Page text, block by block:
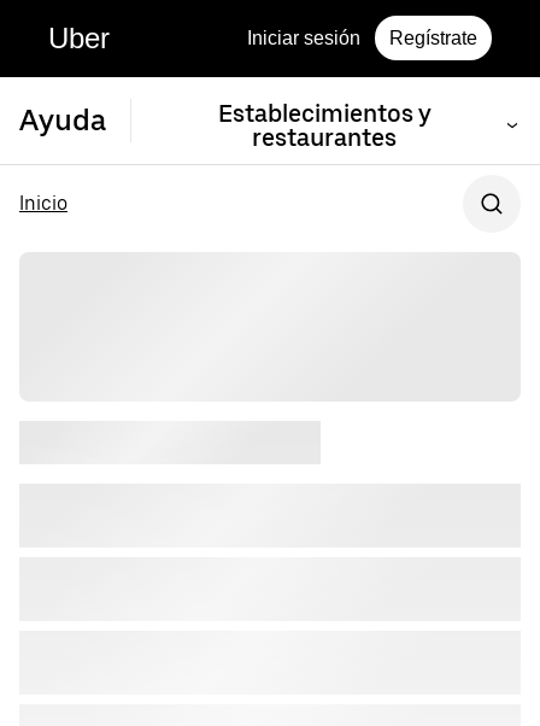
Uber Iniciar sesión Regístrate
Ayuda
Establecimientos y
restaurantes
Inicio